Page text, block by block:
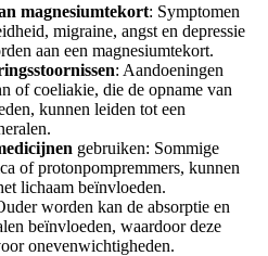
magnesiumtekort: Symptomen
migraine, angst en depressie
aan een magnesiumtekort.
: Aandoeningen
of coeliakie, die de opname van
kunnen leiden tot een
gebruiken: Sommige
of protonpompremmers, kunnen
lichaam beïnvloeden.
worden kan de absorptie en
beïnvloeden, waardoor deze
onevenwichtigheden.